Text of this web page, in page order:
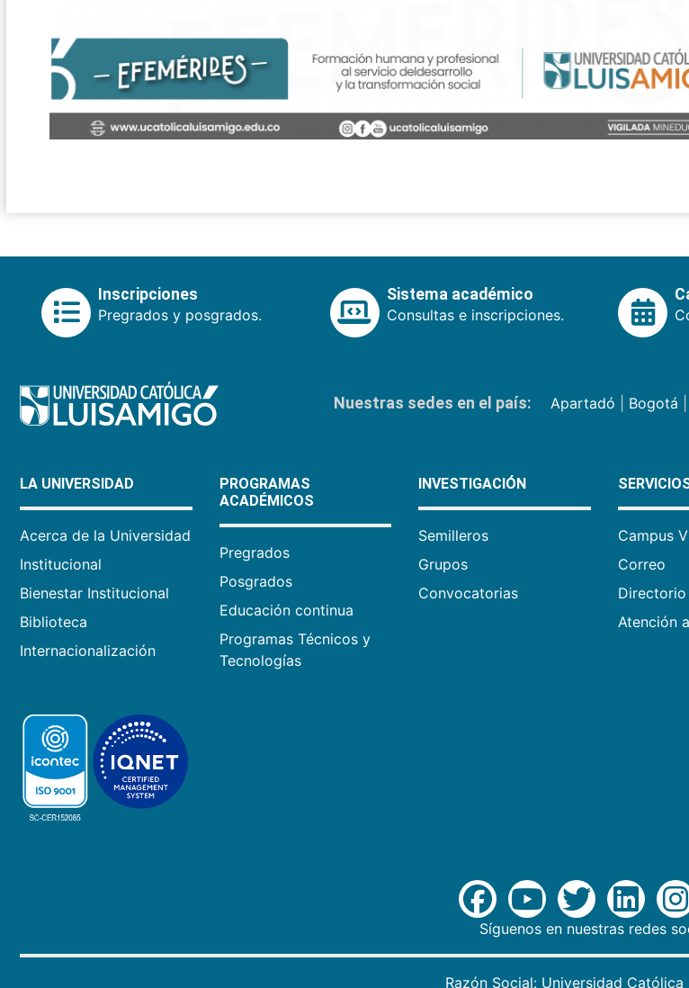
Inscripciones
Pregrados y posgrados.
Sistema académico
Consultas e inscripciones.
Nuestras sedes en el país: Apartadó Bogotá
LA UNIVERSIDAD
Acerca de la Universidad
Institucional
Bienestar Institucional
Biblioteca
Internacionalización
PROGRAMAS
ACADÉMICOS
Pregrados
Posgrados
Educación continua
Programas Técnicos y
Tecnologías
INVESTIGACIÓN
Semilleros
Grupos
Convocatorias
Campus
Correo
Atención
Síguenos en nuestras redes
Razón Social: Universidad Católica